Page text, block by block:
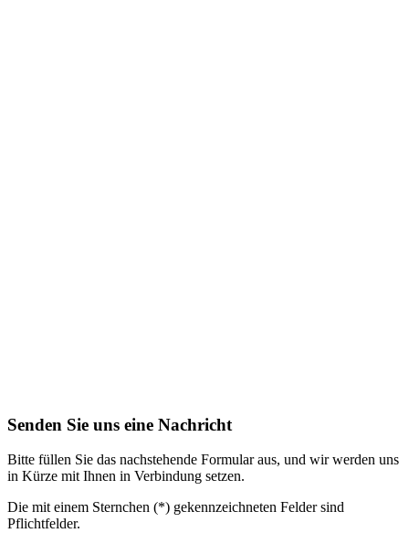
Senden Sie uns eine Nachricht
Bitte füllen Sie das nachstehende Formular aus, und wir werden uns
in Kürze mit Ihnen in Verbindung setzen.
Die mit einem Sternchen (*) gekennzeichneten Felder sind
Pflichtfelder.